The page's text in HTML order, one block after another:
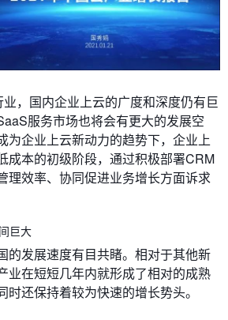
，国内企业上云的广度和深度仍有巨
服务市场也将会有更大的发展空
为企业上云新动力的趋势下，企业上
成本的初级阶段，通过积极部署CRM
理效率、协同促进业务增长方面诉求
巨大
的发展速度有目共睹。相对于其他新
业在短短几年内就形成了相对的成熟
时还保持着较为快速的增长势头。